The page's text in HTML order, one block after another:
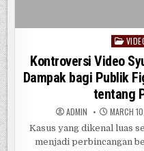
Posted
in
Kontroversi Video
Dampak bagi Publik
tentang
ADMIN MARCH
Kasus yang dikenal luas
menjadi perbincangan